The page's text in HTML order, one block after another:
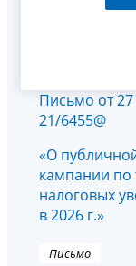
Письмо от
21/6455@
«О
кампании по
налоговых
в 2026 г.»
Письмо